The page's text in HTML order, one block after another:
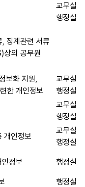
징계관련 서류
상의 공무원
교무실
행정실
보화 지원,
개인정보
교무실
행정실
교무실
행정실
개인정보
교무실
행정실
정보 행정실
행정실